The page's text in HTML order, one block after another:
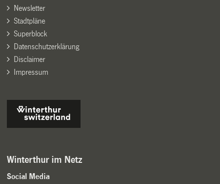
Newsletter
Stadtpläne
Superblock
Datenschutzerklärung
Disclaimer
Impressum
Winterthur im Netz
Social Media